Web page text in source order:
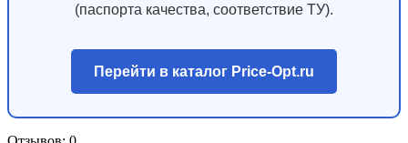
(паспорта качества, соответствие ТУ).
Перейти в каталог Price-Opt.ru